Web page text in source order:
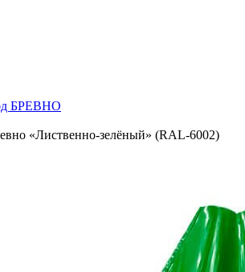
БРЕВНО
«Лиственно-зелёный» (RAL-6002)